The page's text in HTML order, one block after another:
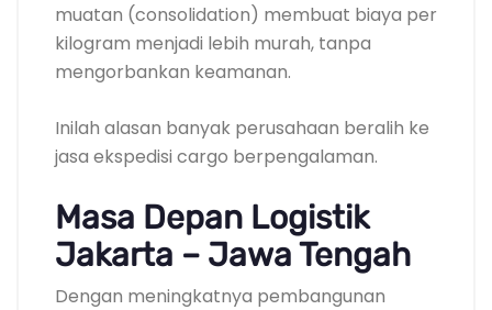
muatan (consolidation) membuat biaya per
kilogram menjadi lebih murah, tanpa
mengorbankan keamanan.
Inilah alasan banyak perusahaan beralih ke
jasa ekspedisi cargo berpengalaman.
Masa Depan Logistik
Jakarta – Jawa Tengah
Dengan meningkatnya pembangunan